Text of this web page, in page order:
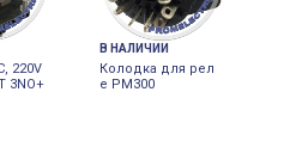
220V
3NO+
В НАЛИЧИИ
Колодка для рел
е РМ300